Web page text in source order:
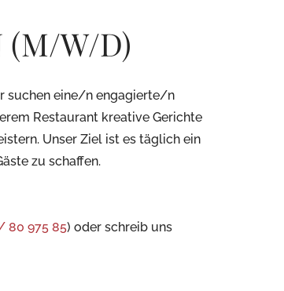
(M/W/D)
suchen eine/n engagierte/n
Restaurant kreative Gerichte
Unser Ziel ist es täglich ein
zu schaffen.
80 975 85) oder schreib uns